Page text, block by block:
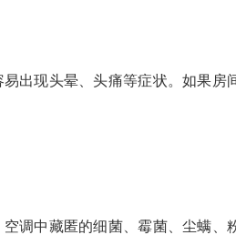
出现头晕、头痛等症状。如果房
调中藏匿的细菌、霉菌、尘螨、